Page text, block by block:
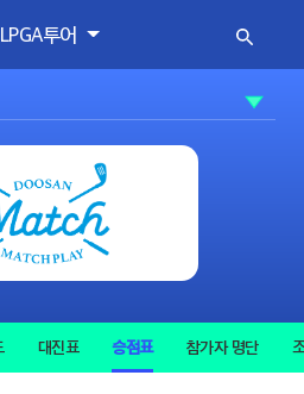
투어
대진표 승점표 참가자 명단